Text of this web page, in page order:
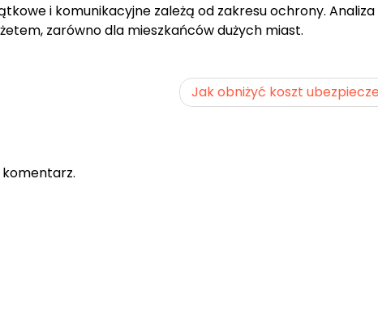
i komunikacyjne zależą od zakresu ochrony.
zarówno dla mieszkańców dużych miast.
Jak obniżyć koszt